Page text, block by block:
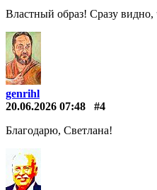
Властный образ! Сразу
genrihl
20.06.2026 07:48
#4
Благодарю, Светлана!